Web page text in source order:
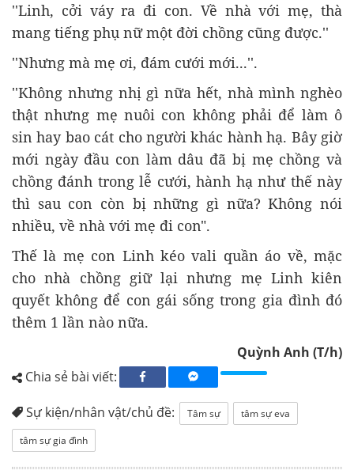
''Linh, cởi váy ra đi con. Về nhà với mẹ, thà
mang tiếng phụ nữ một đời chồng cũng được.''
''Nhưng mà mẹ ơi, đám cưới mới...''.
''Không nhưng nhị gì nữa hết, nhà mình nghèo
thật nhưng mẹ nuôi con không phải để làm ô
sin hay bao cát cho người khác hành hạ. Bây giờ
mới ngày đầu con làm dâu đã bị mẹ chồng và
chồng đánh trong lễ cưới, hành hạ như thế này
thì sau con còn bị những gì nữa? Không nói
nhiều, về nhà với mẹ đi con".
Thế là mẹ con Linh kéo vali quần áo về, mặc
cho nhà chồng giữ lại nhưng mẹ Linh kiên
quyết không để con gái sống trong gia đình đó
thêm 1 lần nào nữa.
Quỳnh Anh (T/h)
Chia sẻ bài viết:
Sự kiện/nhân vật/chủ đề: Tâm sự
tâm sự eva
tâm sự gia đình